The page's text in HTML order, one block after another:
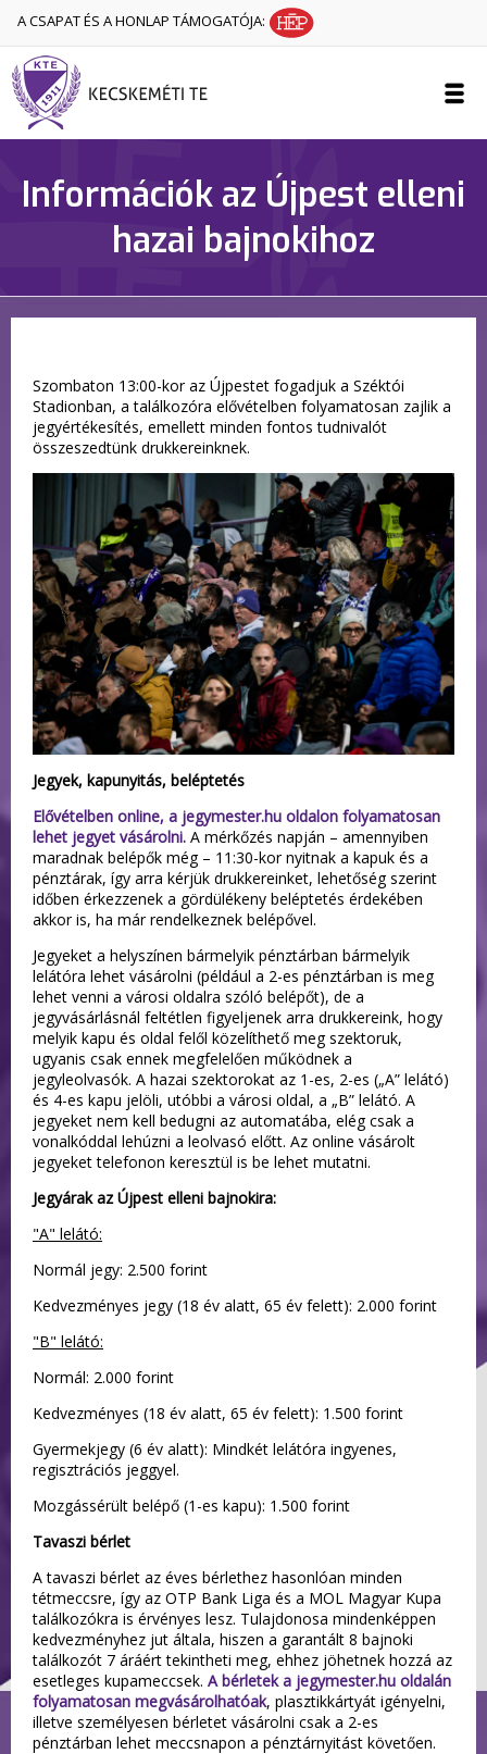
A CSAPAT ÉS A HONLAP TÁMOGATÓJA:
Információk az Újpest elleni
hazai bajnokihoz
Szombaton 13:00-kor az Újpestet fogadjuk a Széktói
Stadionban, a találkozóra elővételben folyamatosan zajlik a
jegyértékesítés, emellett minden fontos tudnivalót
összeszedtünk drukkereinknek.
Jegyek, kapunyitás, beléptetés
Elővételben online, a jegymester.hu oldalon folyamatosan
lehet jegyet vásárolni. A mérkőzés napján – amennyiben
maradnak belépők még – 11:30-kor nyitnak a kapuk és a
pénztárak, így arra kérjük drukkereinket, lehetőség szerint
időben érkezzenek a gördülékeny beléptetés érdekében
akkor is, ha már rendelkeznek belépővel.
Jegyeket a helyszínen bármelyik pénztárban bármelyik
lelátóra lehet vásárolni (például a 2-es pénztárban is meg
lehet venni a városi oldalra szóló belépőt), de a
jegyvásárlásnál feltétlen figyeljenek arra drukkereink, hogy
melyik kapu és oldal felől közelíthető meg szektoruk,
ugyanis csak ennek megfelelően működnek a
jegyleolvasók. A hazai szektorokat az 1-es, 2-es („A” lelátó)
és 4-es kapu jelöli, utóbbi a városi oldal, a „B” lelátó. A
jegyeket nem kell bedugni az automatába, elég csak a
vonalkóddal lehúzni a leolvasó előtt. Az online vásárolt
jegyeket telefonon keresztül is be lehet mutatni.
Jegyárak az Újpest elleni bajnokira:
"A" lelátó:
Normál jegy: 2.500 forint
Kedvezményes jegy (18 év alatt, 65 év felett): 2.000 forint
"B" lelátó:
Normál: 2.000 forint
Kedvezményes (18 év alatt, 65 év felett): 1.500 forint
Gyermekjegy (6 év alatt): Mindkét lelátóra ingyenes,
regisztrációs jeggyel.
Mozgássérült belépő (1-es kapu): 1.500 forint
Tavaszi bérlet
A tavaszi bérlet az éves bérlethez hasonlóan minden
tétmeccsre, így az OTP Bank Liga és a MOL Magyar Kupa
találkozókra is érvényes lesz. Tulajdonosa mindenképpen
kedvezményhez jut általa, hiszen a garantált 8 bajnoki
találkozót 7 áráért tekintheti meg, ehhez jöhetnek hozzá az
esetleges kupameccsek. A bérletek a jegymester.hu oldalán
folyamatosan megvásárolhatóak, plasztikkártyát igényelni,
illetve személyesen bérletet vásárolni csak a 2-es
pénztárban lehet meccsnapon a pénztárnyitást követően.